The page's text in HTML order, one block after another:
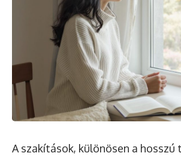
A szakítások, különösen a hosszú